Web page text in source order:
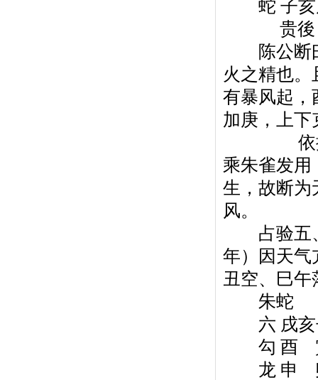
蛇 子亥
贵後
陈公断曰
火之精也
有暴风起，
加庚，上下
依据是
乘朱雀发用
生，故断为
风。
占验五、
年）因天气
丑空、巳午
朱蛇
六 戌亥
勾 酉 寅
龙 申 卯